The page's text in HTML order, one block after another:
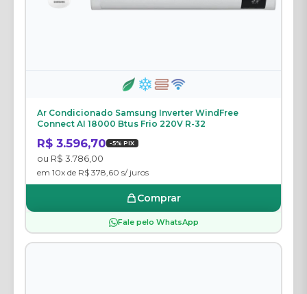
Ar Condicionado Samsung Inverter WindFree
Connect AI 18000 Btus Frio 220V R-32
R$ 3.596,70 -5% PIX
ou R$ 3.786,00
em 10x de R$ 378,60 s/ juros
Comprar
Fale pelo WhatsApp